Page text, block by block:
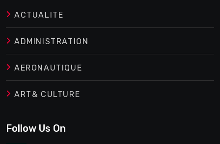
ACTUALITE
ADMINISTRATION
AERONAUTIQUE
ART& CULTURE
Follow Us On